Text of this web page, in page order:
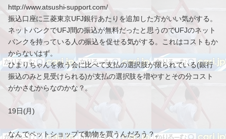
http://www.atsushi-support.com/
振込口座に三菱東京UFJ銀行あたりを追加した方がいい気がする。
ネットバンクでUFJ間の振込が無料だったと思うのでUFJのネット
バンクを持っている人の振込を促せる気がする。これはコストもか
からないはず。
ひまりちゃんを救う会に比べて支払の選択肢が限られている(銀行
振込のみと見受けられる)が支払の選択肢を増やすとその分コスト
がかさむからなのかな？。
19日(月)
なんでペットショップで動物を買うんだろう？。